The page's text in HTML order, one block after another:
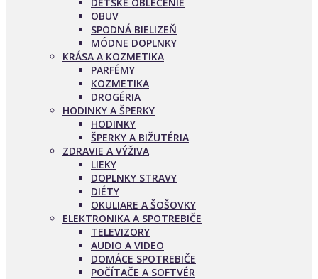
DETSKÉ OBLEČENIE
OBUV
SPODNÁ BIELIZEŇ
MÓDNE DOPLNKY
KRÁSA A KOZMETIKA
PARFÉMY
KOZMETIKA
DROGÉRIA
HODINKY A ŠPERKY
HODINKY
ŠPERKY A BIŽUTÉRIA
ZDRAVIE A VÝŽIVA
LIEKY
DOPLNKY STRAVY
DIÉTY
OKULIARE A ŠOŠOVKY
ELEKTRONIKA A SPOTREBIČE
TELEVIZORY
AUDIO A VIDEO
DOMÁCE SPOTREBIČE
POČÍTAČE A SOFTVÉR